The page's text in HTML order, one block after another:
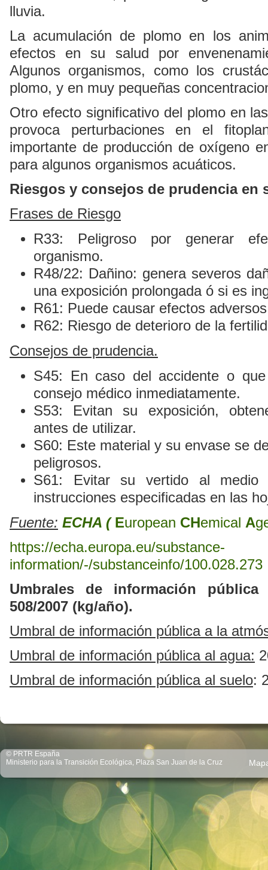
lluvia.
La acumulación de plomo en los
efectos en su salud por
Algunos organismos, como los
plomo, y en muy pequeñas
Otro efecto significativo del plomo en
provoca perturbaciones en el
importante de producción de oxígeno
para algunos organismos acuáticos.
Riesgos y consejos de prudencia en
Frases de Riesgo
R33: Peligroso por generar
organismo.
R48/22: Dañino: genera severos
una exposición prolongada ó si es
R61: Puede causar efectos
R62: Riesgo de deterioro de la
Consejos de prudencia.
S45: En caso del accidente o
consejo médico inmediatamente.
S53: Evitan su exposición,
antes de utilizar.
S60: Este material y su envase se
peligrosos.
S61: Evitar su vertido al medio
instrucciones especificadas en las
Fuente: ECHA (European CHemical A
https://echa.europa.eu/substance-
information/-/substanceinfo/100.028.273
Umbrales de información
508/2007 (kg/año).
Umbral de información pública a la
Umbral de información públicaal agua:
Umbral de información públicaal suelo:
© PRTR España
Ministerio para la Transición Ecológica, Plaza San Juan de la Cruz